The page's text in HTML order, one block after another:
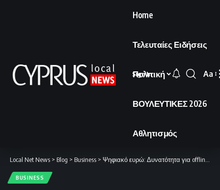
Home
Τελευταίες Ειδήσεις
Πολιτική
ΒΟΥΛΕΥΤΙΚΕΣ 2026
Αθλητισμός
Sign In
Font
Aa
Local Net News > Blog > Business > Ψηφιακό ευρώ: Δυνατότητα για offline πληρωμές και συναλλαγές με κάρτα.
BUSINESS